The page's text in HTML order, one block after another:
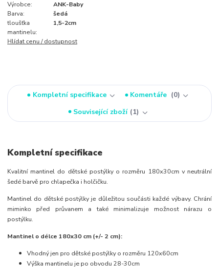
Výrobce:
ANK-Baby
Barva:
šedá
tloušťka
mantinelu:
1,5-2cm
Hlídat cenu / dostupnost
Kompletní specifikace Komentáře
0
Související zboží
1
Kompletní specifikace
Kvalitní mantinel do dětské postýlky o rozměru 180x30cm v neutrální
šedé barvě pro chlapečka i holčičku.
Mantinel do dětské postýlky je důležitou součásti každé výbavy. Chrání
miminko před průvanem a také minimalizuje možnost nárazu o
postýlku.
Mantinel o délce 180x30 cm (+/- 2 cm):
Vhodný jen pro dětské postýlky o rozměru 120x60cm
Výška mantinelu je po obvodu 28-30cm